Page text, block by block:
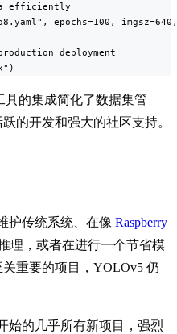
efficiently
epochs=100,
deployment
具的集成简化了数据集管
的开发和强大的社区支持。
护传统系统、在像 Raspberry
理，或者在进行一个节省模
重要的项目，YOLOv5 仍
始的几乎所有新项目，强烈